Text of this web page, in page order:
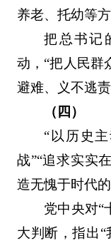
养老、托幼等
把总书记
动，“把人民群
避难、义不逃
（四）
“以历史
战”“追求实实
造无愧于时代的
党中央对“
大判断，指出